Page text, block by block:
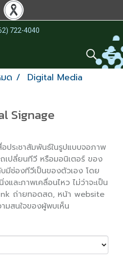
722-4040
ด
Digital Media
Signage
ระชาสัมพันธ์ในรูปแบบจอภาพ
ปลี่ยนทีวี หรือมอนิเตอร์ ของ
มีช่องทีวีเป็นของตัวเอง โดย
ละภาพเคลื่อนไหว ไม่ว่าจะเป็น
ถ่ายทอดสด, หน้า website
มสนใจของผู้พบเห็น